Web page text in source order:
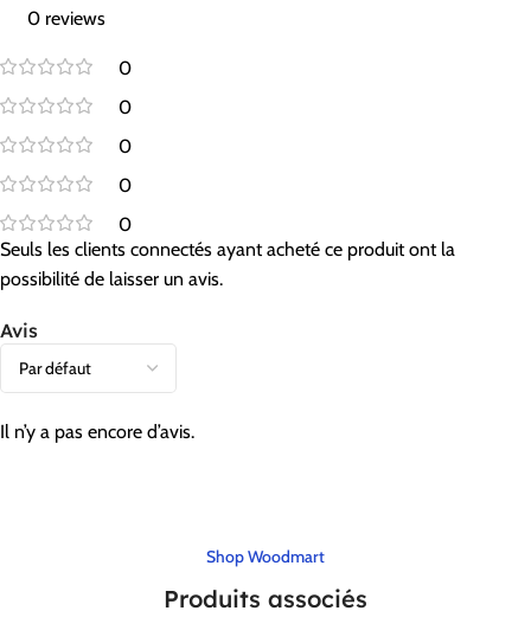
0 reviews
0
0
0
0
0
Avis
Il n’y a pas encore d’avis.
Seuls les clients connectés ayant acheté ce produit ont la
possibilité de laisser un avis.
Shop Woodmart
Produits associés